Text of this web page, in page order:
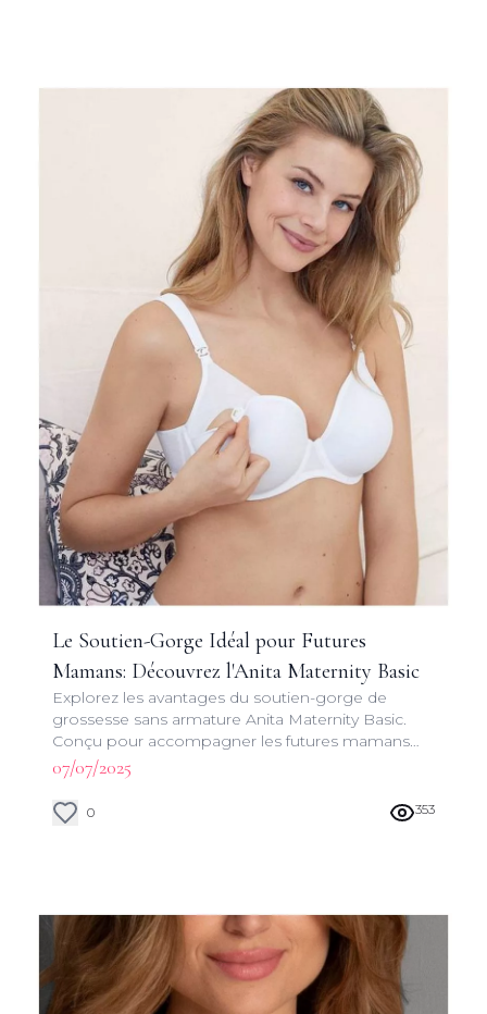
Le Soutien-Gorge Idéal pour Futures
Mamans: Découvrez l'Anita Maternity Basic
Explorez les avantages du soutien-gorge de
grossesse sans armature Anita Maternity Basic.
Conçu pour accompagner les futures mamans
tout au long de leur grossesse et de l'allaitement.
07/07/2025
0 353